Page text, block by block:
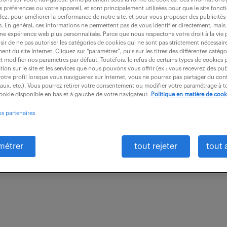
climatisation / electricité
(92) CDI 55 000 - 70 000 € / an
des Affaires Générales, vous pilotez
techniques sur les périmètres CVCD,
préférences ou votre appareil, et sont principalement utilisées pour que le site
pour améliorer la performance de notre site, et pour vous proposer des publicités
En général, ces informations ne permettent pas de vous identifier directement,
expérience web plus personnalisée. Parce que nous respectons votre droit à la vie
de ne pas autoriser les catégories de cookies qui ne sont pas strictement
du site Internet. Cliquez sur “paramétrer”, puis sur les titres des différentes
modifier nos paramètres par défaut. Toutefois, le refus de certains types de cookies
sur le site et les services que nous pouvons vous offrir (ex : vous recevrez des
profil lorsque vous naviguerez sur Internet, vous ne pourrez pas partager du
etc.). Vous pourrez retirer votre consentement ou modifier votre paramétrage à
disponible en bas et à gauche de votre navigateur.
Politique en matière de
partenaires
tout rejeter tout